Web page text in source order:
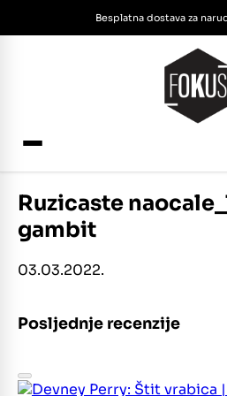
Besplatna dostava za
Ruzicaste
gambit
03.03.2022.
Posljednje recenzije